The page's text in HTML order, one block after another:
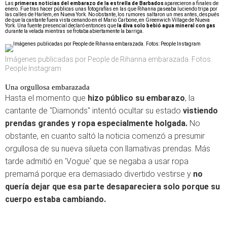
Las primeras noticias del embarazo de la estrella de Barbados aparecieron a finales de
enero. Fue tras hacer públicas unas fotografías en las que Rihanna paseaba luciendo tripa por
las calles de Harlem, en Nueva York. No obstante, los rumores saltaron un mes antes, después
de que la cantante fuera vista cenando en el Mario Carbone, en Greenwich Village de Nueva
York. Una fuente presencial declaró entonces que la diva solo bebió agua mineral con gas
durante la velada mientras se frotaba abiertamente la barriga.
Imágenes publicadas por People de Rihanna embarazada. Fotos:
People Instagram
Una orgullosa embarazada
Hasta el momento que hizo público su embarazo, la
cantante de "Diamonds" intentó ocultar su estado vistiendo
prendas grandes y ropa especialmente holgada. No
obstante, en cuanto saltó la noticia comenzó a presumir
orgullosa de su nueva silueta con llamativas prendas. Más
tarde admitió en 'Vogue' que se negaba a usar ropa
premamá porque era demasiado divertido vestirse y no
quería dejar que esa parte desapareciera solo porque su
cuerpo estaba cambiando.